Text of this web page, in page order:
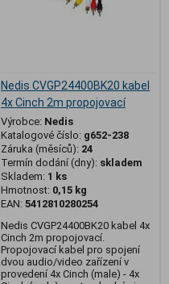
Nedis CVGP24400BK20 kabel
4x Cinch 2m propojovací
Výrobce: Nedis
Katalogové číslo: g652-238
Záruka (měsíců): 24
Termín dodání (dny): skladem
Skladem: 1 ks
Hmotnost: 0,15 kg
EAN: 5412810280254
Nedis CVGP24400BK20 kabel 4x
Cinch 2m propojovací.
Propojovací kabel pro spojení
dvou audio/video zařízení v
provedení 4x Cinch (male) - 4x